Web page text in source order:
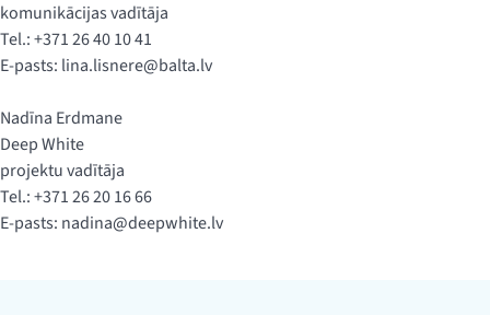
komunikācijas vadītāja
Tel.: +371 26 40 10 41
E-pasts: lina.lisnere@balta.lv
Nadīna Erdmane
Deep White
projektu vadītāja
Tel.: +371 26 20 16 66
E-pasts: nadina@deepwhite.lv